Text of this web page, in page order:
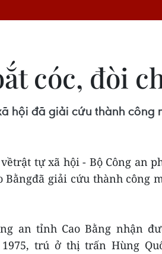
cóc, đòi
hội đã giải cứu thành công
tự xã hội - Bộ Công an
Bằngđã giải cứu thành công
an tỉnh Cao Bằng nhận
trú ở thị trấn Hùng